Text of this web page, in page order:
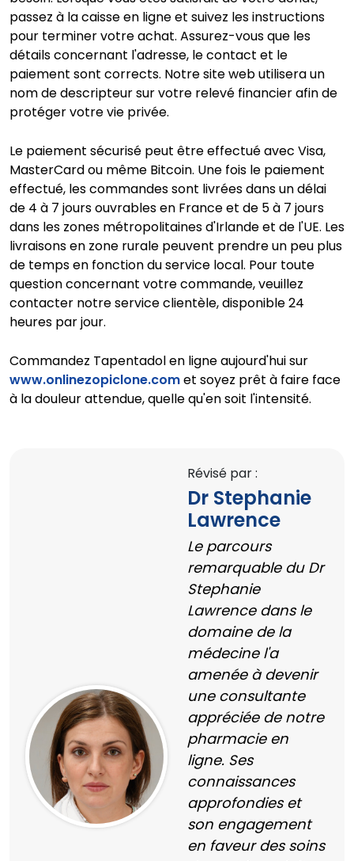
passez à la caisse en ligne et suivez les instructions
pour terminer votre achat. Assurez-vous que les
détails concernant l'adresse, le contact et le
paiement sont corrects. Notre site web utilisera un
nom de descripteur sur votre relevé financier afin de
protéger votre vie privée.
Le paiement sécurisé peut être effectué avec Visa,
MasterCard ou même Bitcoin. Une fois le paiement
effectué, les commandes sont livrées dans un délai
de 4 à 7 jours ouvrables en France et de 5 à 7 jours
dans les zones métropolitaines d'Irlande et de l'UE. Les
livraisons en zone rurale peuvent prendre un peu plus
de temps en fonction du service local. Pour toute
question concernant votre commande, veuillez
contacter notre service clientèle, disponible 24
heures par jour.
Commandez Tapentadol en ligne aujourd'hui sur
www.onlinezopiclone.comet soyez prêt à faire face
à la douleur attendue, quelle qu'en soit l'intensité.
Révisé par :
Dr Stephanie
Lawrence
Le parcours
remarquable du Dr
Stephanie
Lawrence dans le
domaine de la
médecine l'a
amenée à devenir
une consultante
appréciée de notre
pharmacie en
ligne. Ses
connaissances
approfondies et
son engagement
en faveur des soins